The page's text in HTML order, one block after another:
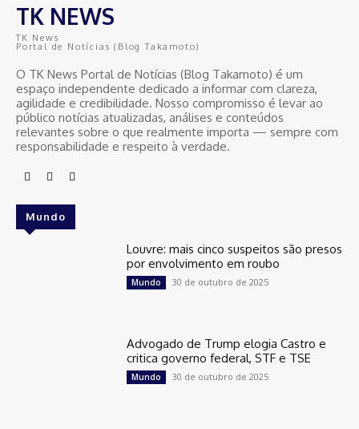
TK NEWS
TK News
Portal de Notícias (Blog Takamoto)
O TK News Portal de Notícias (Blog Takamoto) é um
espaço independente dedicado a informar com clareza,
agilidade e credibilidade. Nosso compromisso é levar ao
público notícias atualizadas, análises e conteúdos
relevantes sobre o que realmente importa — sempre com
responsabilidade e respeito à verdade.
Mundo
Louvre: mais cinco suspeitos são presos
por envolvimento em roubo
Mundo 30 de outubro de 2025
Advogado de Trump elogia Castro e
critica governo federal, STF e TSE
Mundo 30 de outubro de 2025